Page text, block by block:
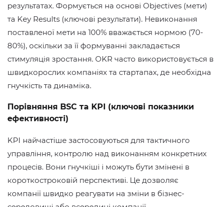
результатах. Формується на основі Objectives (мети)
та Key Results (ключові результати). Невиконання
поставленої мети на 100% вважається нормою (70-
80%), оскільки за її формуванні закладається
стимуляція зростання. OKR часто використовується в
швидкорослих компаніях та стартапах, де необхідна
гнучкість та динаміка.
Порівняння BSC та KPI (ключові показники
ефективності)
KPI найчастіше застосовуються для тактичного
управління, контролю над виконанням конкретних
процесів. Вони гнучкіші і можуть бути змінені в
короткостроковій перспективі. Це дозволяє
компанії швидко реагувати на зміни в бізнес-